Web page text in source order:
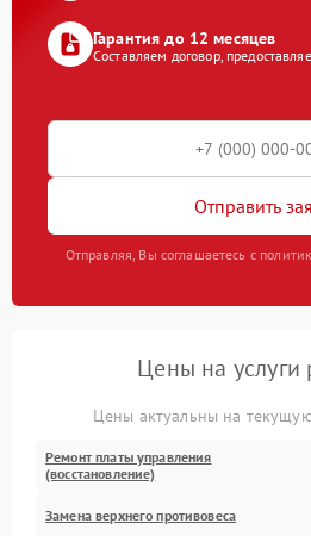
Гарантия до 12 месяцев
Составляем договор,
Отправить
Отправляя, Вы соглашаетесь с
Цены на услуги
Цены актуальны на
Ремонт платы управления
(восстановление)
Замена верхнего противовеса